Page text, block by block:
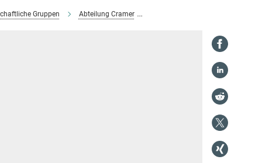
Gruppen Abteilung Cramer